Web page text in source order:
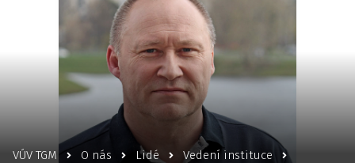
VÚV TGM O nás Lidé
Vedení instituce